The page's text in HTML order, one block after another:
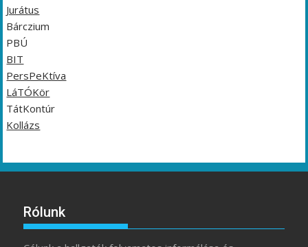
Jurátus
Bárczium
PBÚ
BIT
PersPeKtíva
LáTÓKör
TátKontúr
Kollázs
Rólunk